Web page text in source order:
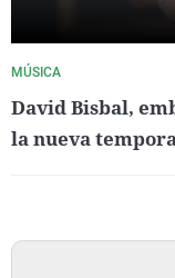
MÚSICA
David Bisbal,
la nueva